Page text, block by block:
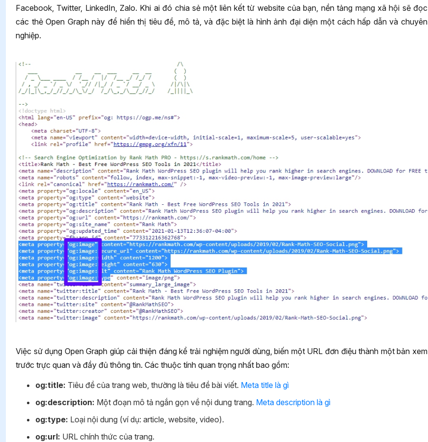
Facebook, Twitter, LinkedIn, Zalo. Khi ai đó chia sẻ một liên kết từ website của bạn, nền tảng mạng xã hội sẽ đọc
các thẻ Open Graph này để hiển thị tiêu đề, mô tả, và đặc biệt là hình ảnh đại diện một cách hấp dẫn và chuyên
nghiệp.
Việc sử dụng Open Graph giúp cải thiện đáng kể trải nghiệm người dùng, biến một URL đơn điệu thành một bản xem
trước trực quan và đầy đủ thông tin. Các thuộc tính quan trọng nhất bao gồm:
og:title: Tiêu đề của trang web, thường là tiêu đề bài viết. Meta title là gì
og:description: Một đoạn mô tả ngắn gọn về nội dung trang. Meta description là gì
og:type: Loại nội dung (ví dụ: article, website, video).
og:url: URL chính thức của trang.